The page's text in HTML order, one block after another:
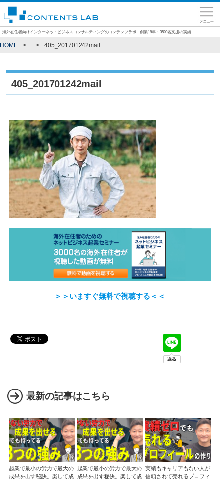
海外在住者向けインターネットビジネスコンサルティングのコンテンツラボ｜創業18年・3500名支援の実績
HOME 405_201701242mail
405_201701242mail
＞＞いますぐ無料で視聴する＜＜
最新の記事はこちら
起業で最小の労力で最大の
成果を出す秘訣。楽して成
起業で最小の労力で最大の
成果を出す秘訣。楽して成
実績もキャリアもない人が
信頼されて売れるプロフィ